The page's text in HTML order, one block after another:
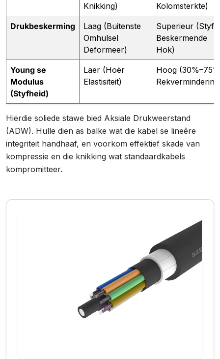
Knikking)
Kolomsterkte)
Drukbeskerming
Laag (Buitenste
Omhulsel
Deformeer)
Superieur (Styf
Beskermende
Hok)
Young se
Modulus
(Styfheid)
Laer (Hoër
Elastisiteit)
Hoog (30%–75%
Hierdie soliede stawe bied Aksiale Drukweerstand
(ADW). Hulle dien as balke wat die kabel se lineêre
integriteit handhaaf, en voorkom effektief skade van
kompressie en die knikking wat standaardkabels
kompromitteer.